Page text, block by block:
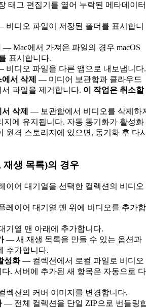
태그 편집기를 열어 누락된 메타데이터
비디오 파일이 저장된 폴더를 표시합니
— Mac에서 가져온 파일의 경우 macOS
표시합니다.
비디오 파일을 다른 앱으로 내보냅니다.
서 삭제 — 미디어 보관함과 클라우드
파일을 제거합니다. 이 작업은 취소할
삭제 — 보관함에서 비디오를 삭제하
지에 유지됩니다. 자동 동기화가 활성화
원격 스토리지에 있으면, 동기화 후 다
재생 목록)의 경우
이어 대기열을 선택한 컬렉션의 비디오
레이어 대기열 맨 위에 비디오를 추가합
기열 맨 아래에 추가합니다.
— 새 재생 목록을 만들 수 있는 옵션과
추가합니다.
성화— 컬렉션에서 로컬 파일로 비디오
. 서버에 추가된 새 항목은 자동으로 다
렉션의 커버 이미지를 변경합니다.
— 전체 컬렉션을 단일 ZIP으로 번들링